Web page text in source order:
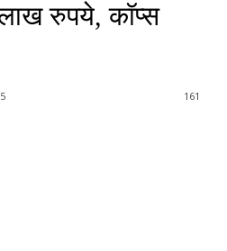
रुपये, कॉप्स
161